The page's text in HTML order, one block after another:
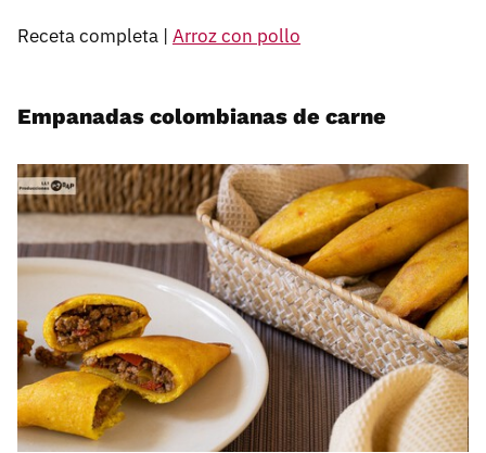
Receta completa | Arroz con pollo
Empanadas colombianas de carne